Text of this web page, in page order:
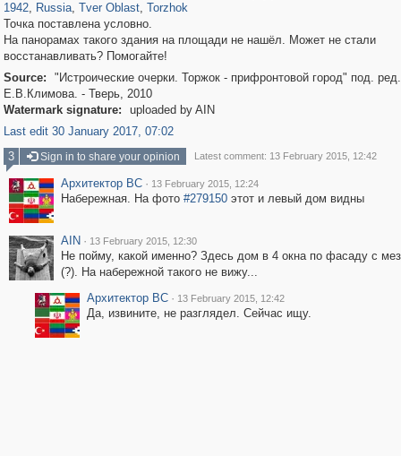
1942, Russia, Tver Oblast, Torzhok
Точка поставлена условно.
На панорамах такого здания на площади не нашёл. Может не стали
восстанавливать? Помогайте!
Source:
"Истроические очерки. Торжок - прифронтовой город" под. ред.
Е.В.Климова. - Тверь, 2010
Watermark signature:
uploaded by AIN
Last edit 30 January 2017, 07:02
3
Sign in to share your opinion Latest comment: 13 February 2015, 12:42
Архитектор ВС · 13 February 2015, 12:24
Набережная. На фото #279150этот и левый дом видны
AIN · 13 February 2015, 12:30
Не пойму, какой именно? Здесь дом в 4 окна по фасаду с
(?). На набережной такого не вижу...
Архитектор ВС · 13 February 2015, 12:42
Да, извините, не разглядел. Сейчас ищу.